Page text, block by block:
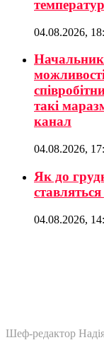
04.08.2026,
такі
канал
04.08.2026,
Як до
04.08.2026,
Шеф-редактор